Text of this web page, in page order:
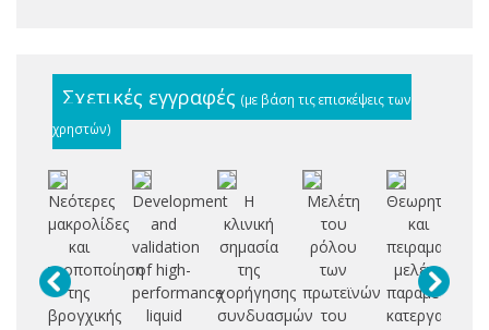
Σχετικές εγγραφές (με βάση τις επισκέψεις των
χρηστών)
Νεότερες
μακρολίδες
και
τροποποίηση
της
βρογχικής
Development
and
validation
of high-
performance
liquid
Η
κλινική
σημασία
της
χορήγησης
συνδυασμών
Μελέτη
του
ρόλου
των
πρωτεϊνών
του
Θεωρητική
και
πειραματική
μελέτη
παραμέτρων